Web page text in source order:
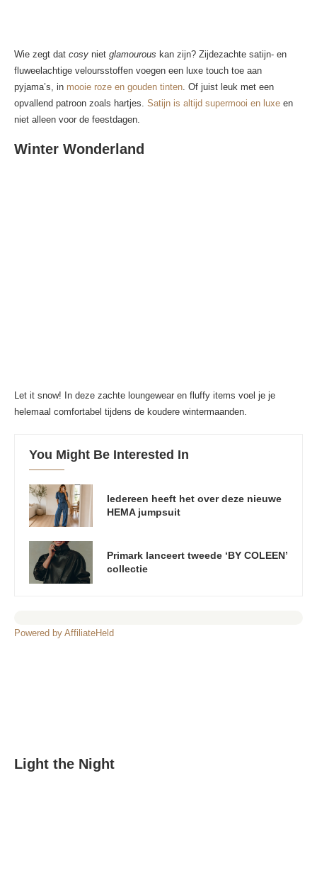
Wie zegt dat cosy niet glamourous kan zijn? Zijdezachte satijn- en
fluweelachtige veloursstoffen voegen een luxe touch toe aan
pyjama’s, in mooie roze en gouden tinten . Of juist leuk met een
opvallend patroon zoals hartjes. Satijn is altijd supermooi en luxe en
niet alleen voor de feestdagen.
Winter Wonderland
Let it snow! In deze zachte loungewear en fluffy items voel je je
helemaal comfortabel tijdens de koudere wintermaanden.
You Might Be Interested In
Iedereen heeft het over deze nieuwe
HEMA jumpsuit
Primark lanceert tweede ‘BY COLEEN’
collectie
Powered by AffiliateHeld
Light the Night